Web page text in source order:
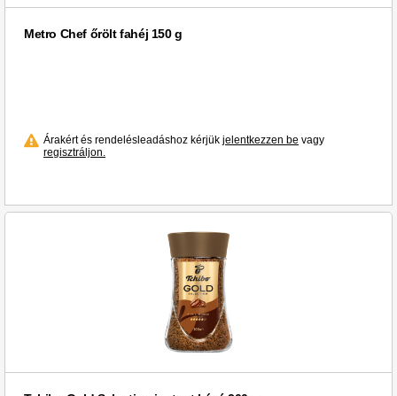
Metro Chef őrölt fahéj 150 g
Árakért és rendelésleadáshoz kérjük jelentkezzen be vagy
regisztráljon.